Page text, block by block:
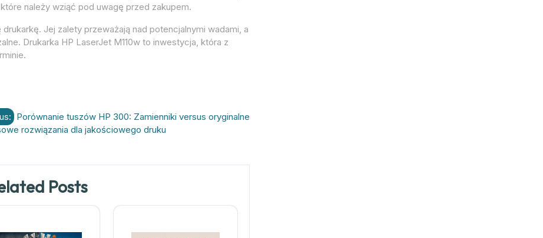
należy wziąć pod uwagę przed zakupem.
Jej zalety przeważają nad potencjalnymi wadami, a
Drukarka HP LaserJet M110w to inwestycja, która z
Porównanie tuszów HP 300: Zamienniki versus oryginalne
rozwiązania dla jakościowego druku
Posts